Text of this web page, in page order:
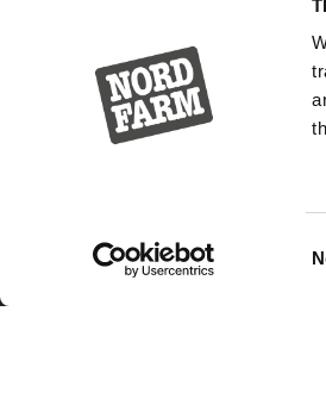
+46 (0)11 – 19 70 40
marknad@nordfarm.se